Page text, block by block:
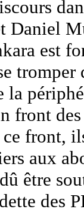
Daniel
est
la
front
front,
aux
être
des